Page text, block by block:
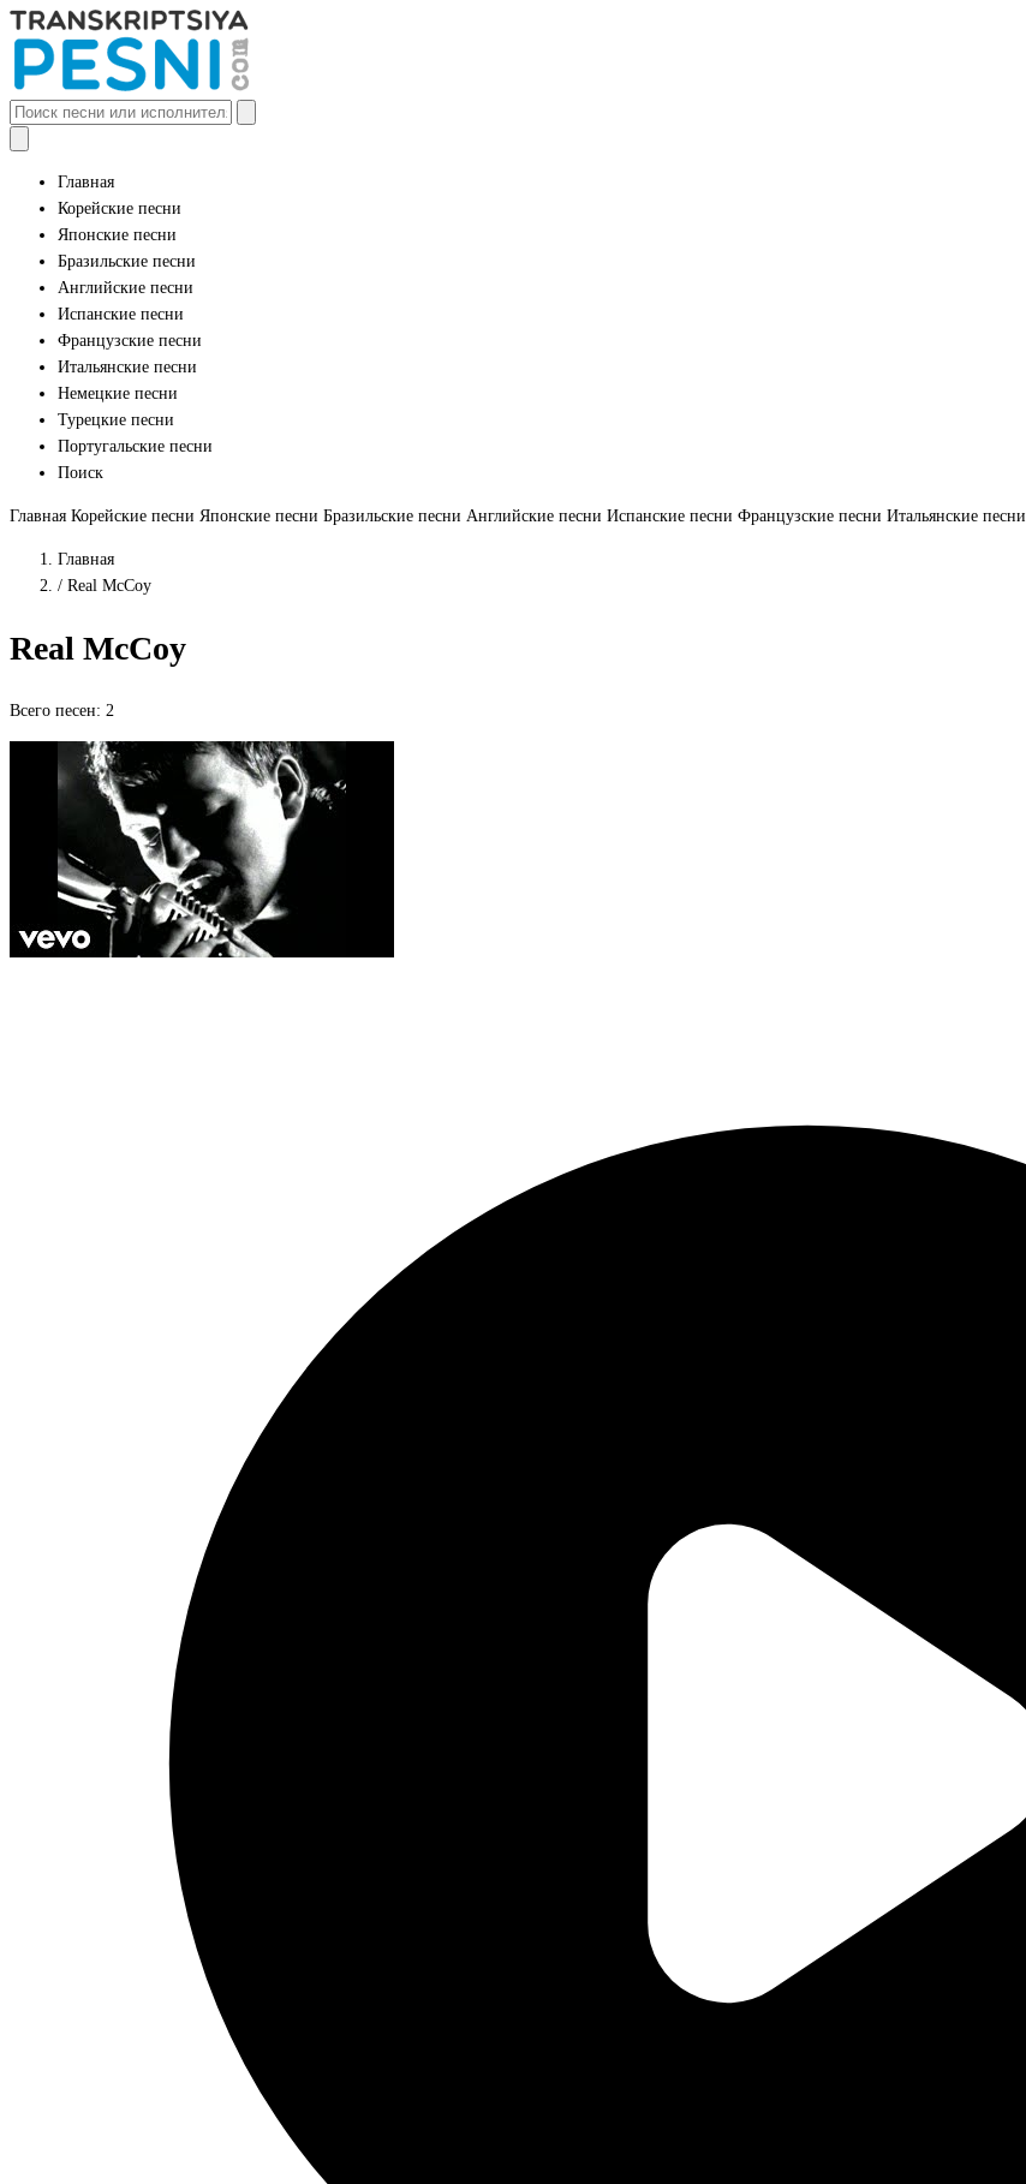
Главная
Корейские песни
Японские песни
Бразильские песни
Английские песни
Испанские песни
Французские песни
Итальянские песни
Немецкие песни
Турецкие песни
Португальские песни
Поиск
Главная Корейские песни Японские песни Бразильские песни Английские песни Испанские песни Французские песни Итальянские песни
Главная
/ Real McCoy
Real McCoy
Всего песен: 2